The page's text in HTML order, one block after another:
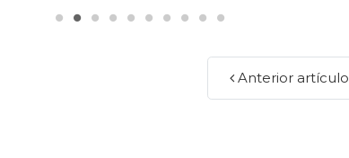
Anterior artículo